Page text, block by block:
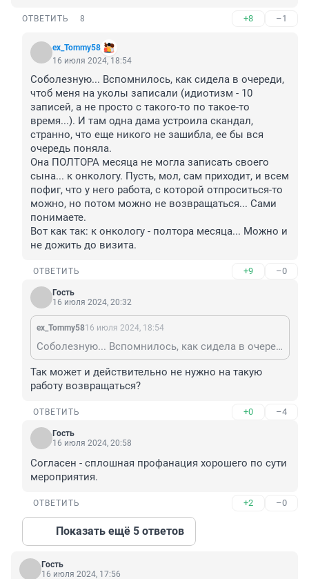
ОТВЕТИТЬ 8 +8 –1
ex_Tommy58
16 июля 2024, 18:54
Соболезную... Вспомнилось, как сидела в очереди,
чтоб меня на уколы записали (идиотизм - 10
записей, а не просто с такого-то по такое-то
время...). И там одна дама устроила скандал,
странно, что еще никого не зашибла, ее бы вся
очередь поняла.
Она ПОЛТОРА месяца не могла записать своего
сына... к онкологу. Пусть, мол, сам приходит, и всем
пофиг, что у него работа, с которой отпроситься-то
можно, но потом можно не возвращаться... Сами
понимаете.
Вот как так: к онкологу - полтора месяца... Можно и
не дожить до визита.
ОТВЕТИТЬ +9 –0
Гость
16 июля 2024, 20:32
ex_Tommy5816 июля 2024, 18:54
Соболезную... Вспомнилось, как сидела в очереди, чтоб меня на уколы записали (идиотизм - 10 записей, а не просто с такого-то по такое-то время...). И там одна дама устроила скандал, странно, что еще никого не зашибла, ее бы вся очередь поняла. Она ПОЛТОРА месяца не могла записать своего сына... к онкологу. Пусть, мол, сам приходит, и всем пофиг, что у него работа, с которой отпроситься-то можно, но потом можно не возвращаться... Сами понимаете. Вот как так: к онкологу - полтора месяца... Можно и не дожить до визита.
Так может и действительно не нужно на такую
работу возвращаться?
ОТВЕТИТЬ +0 –4
Гость
16 июля 2024, 20:58
Согласен - сплошная профанация хорошего по сути
мероприятия.
ОТВЕТИТЬ +2 –0
Показать ещё 5 ответов
Гость
16 июля 2024, 17:56